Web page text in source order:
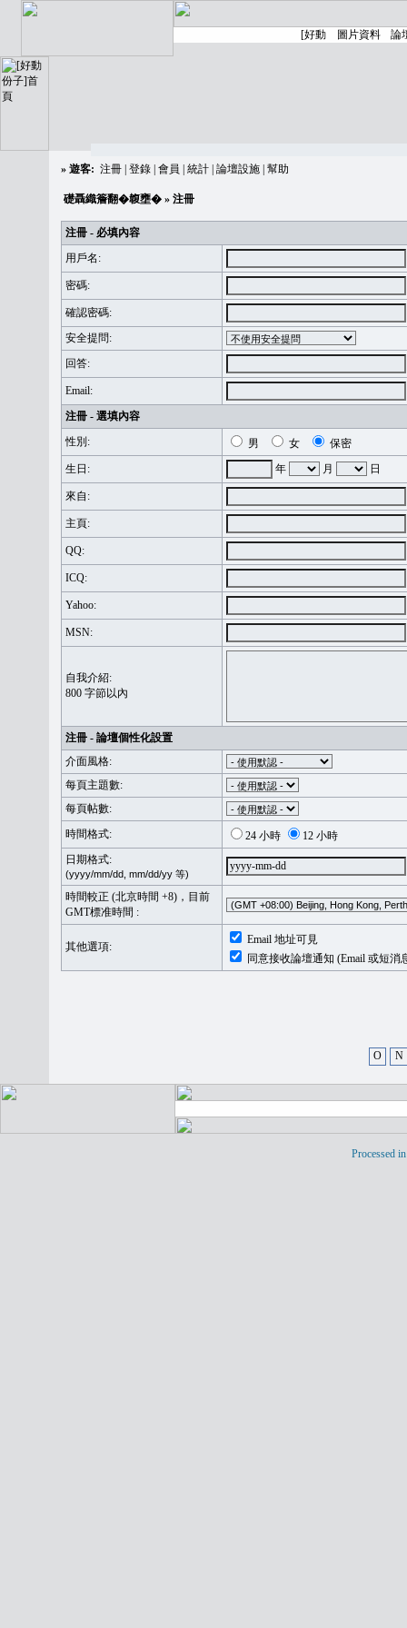
» 遊客: 注冊 登錄 會員 統計 論壇設施 幫助
礎聶織簷翻�䪖壅� » 注冊
注冊 - 必填內容
用戶名:
密碼:
確認密碼:
安全提問:
回答:
Email:
注冊 - 選填內容
性別:
男 女
保密
生日:
年 月 日
來自:
主頁:
QQ:
ICQ:
Yahoo:
MSN:
自我介紹:
800 字節以內
注冊 - 論壇個性化設置
介面風格:
每頁主題數:
每頁帖數:
時間格式:
24 小時
12 小時
日期格式:
(yyyy/mm/dd, mm/dd/yy 等)
時間較正 (北京時間 +8)，目前
GMT標准時間 :
其他選項:
Email 地址可見
同意接收論壇通知 (Email 或短消
O N
Processed